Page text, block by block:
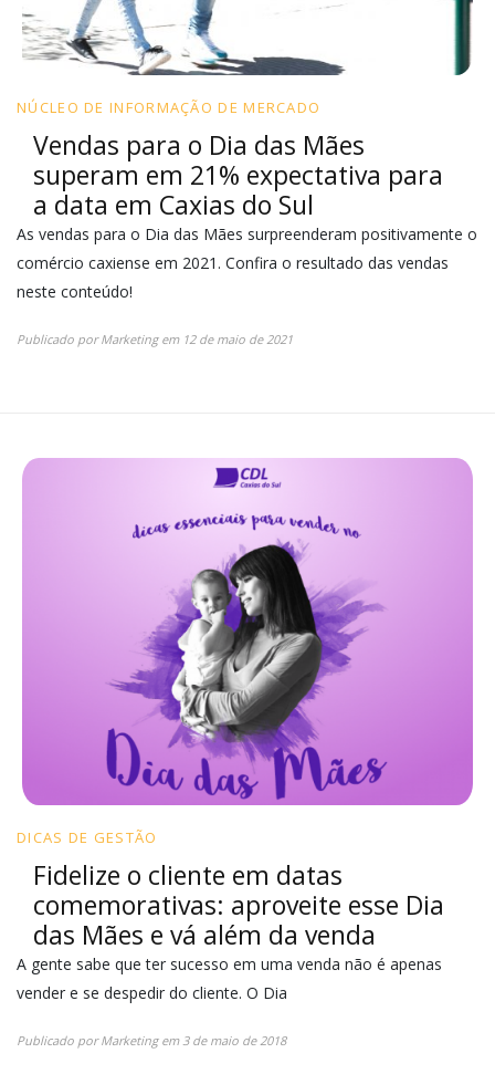
NÚCLEO DE INFORMAÇÃO DE MERCADO
Vendas para o Dia das Mães
superam em 21% expectativa para
a data em Caxias do Sul
As vendas para o Dia das Mães surpreenderam positivamente o
comércio caxiense em 2021. Confira o resultado das vendas
neste conteúdo!
Publicado porMarketingem 12 de maio de 2021
DICAS DE GESTÃO
Fidelize o cliente em datas
comemorativas: aproveite esse Dia
das Mães e vá além da venda
A gente sabe que ter sucesso em uma venda não é apenas
vender e se despedir do cliente. O Dia
Publicado porMarketingem 3 de maio de 2018